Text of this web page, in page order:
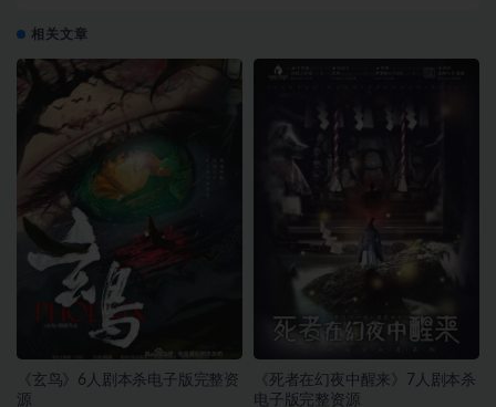
相关文章
《玄鸟》6人剧本杀电子版完整资
源
《死者在幻夜中醒来》7人剧本杀
电子版完整资源